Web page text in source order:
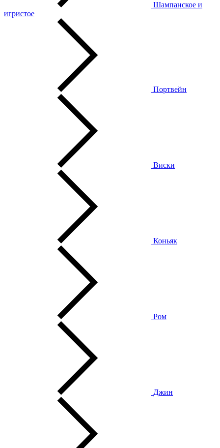
Шампанское и
игристое
Портвейн
Виски
Коньяк
Ром
Джин